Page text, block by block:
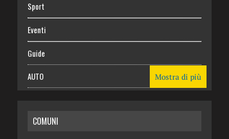
Sport
Eventi
Guide
AUTO
RISPARMIO
Mostra di più
COMUNI